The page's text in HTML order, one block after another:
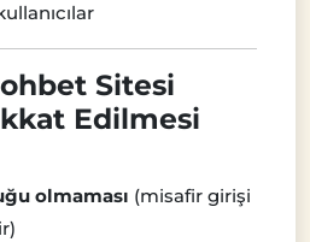
Sitesi
Edilmesi
olmaması (misafir girişi